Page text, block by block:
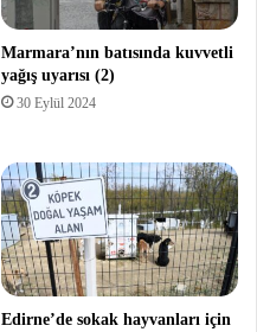
Marmara’nın batısında kuvvetli
yağış uyarısı (2)
30 Eylül 2024
Edirne’de sokak hayvanları için